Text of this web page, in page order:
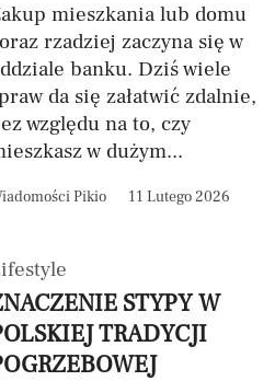
mieszkania lub domu
rzadziej zaczyna się w
banku. Dziś wiele
da się załatwić zdalnie,
względu na to, czy
w dużym...
Pikio 11 Lutego 2026
STYPY W
TRADYCJI